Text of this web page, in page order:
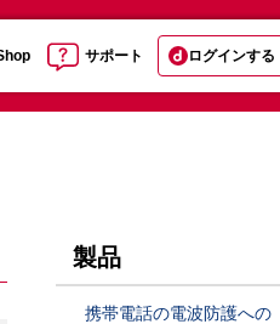
サポート ログインする
製品
携帯電話の電波防護への